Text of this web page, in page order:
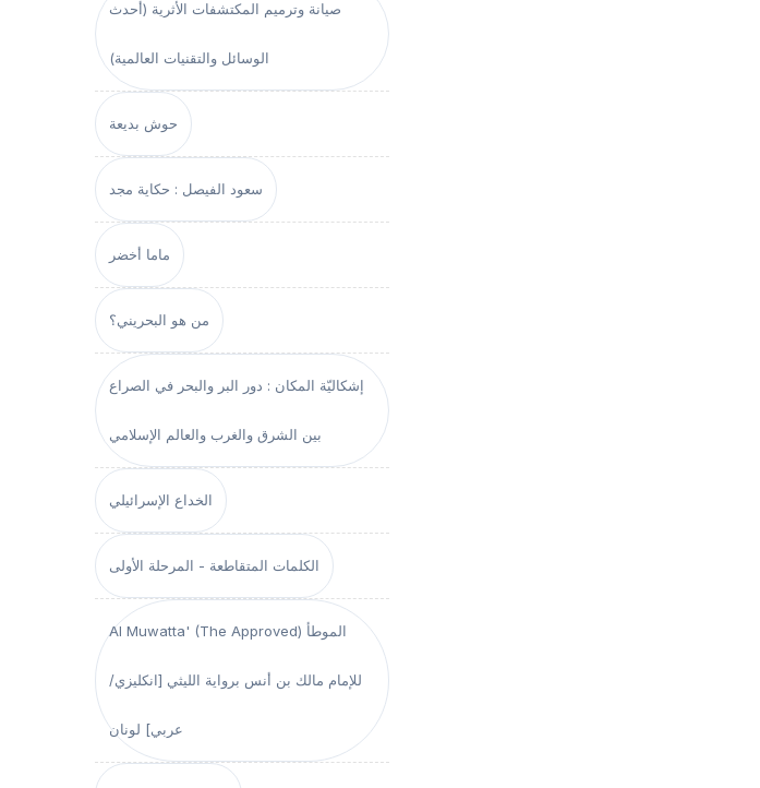
صيانة وترميم المكتشفات الأثرية (أحدث
الوسائل والتقنيات العالمية)
حوش بديعة
سعود الفيصل : حكاية مجد
ماما أخضر
من هو البحريني؟
إشكاليّة المكان : دور البر والبحر في الصراع
بين الشرق والغرب والعالم الإسلامي
الخداع الإسرائيلي
الكلمات المتقاطعة - المرحلة الأولى
Al Muwatta' (The Approved) الموطأ
للإمام مالك بن أنس برواية الليثي [انكليزي/
عربي] لونان